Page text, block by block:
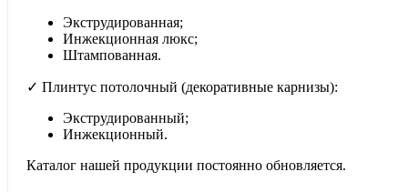
Экструдированная;
Инжекционная люкс;
Штампованная.
✓ Плинтус потолочный (декоративные карнизы):
Экструдированный;
Инжекционный.
Каталог нашей продукции постоянно обновляется.